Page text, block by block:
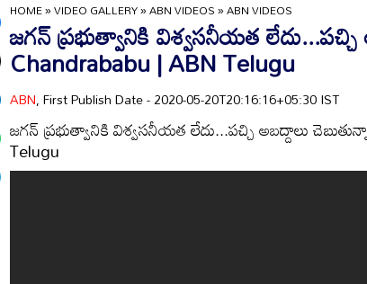
HOME»VIDEO GALLERY»ABN VIDEOS»ABN VIDEOS
జగన్ ప్రభుత్వానికి విశ్వసనీయత లేదు...పచ్చి
Chandrababu | ABN Telugu
ABN, First Publish Date - 2020-05-20T20:16:16+05:30 IST
జగన్ ప్రభుత్వానికి విశ్వసనీయత లేదు...పచ్చి అబద్దాలు
Telugu